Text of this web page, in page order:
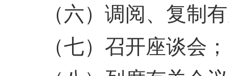
（六）调阅、复制有
（七）召开座谈会；